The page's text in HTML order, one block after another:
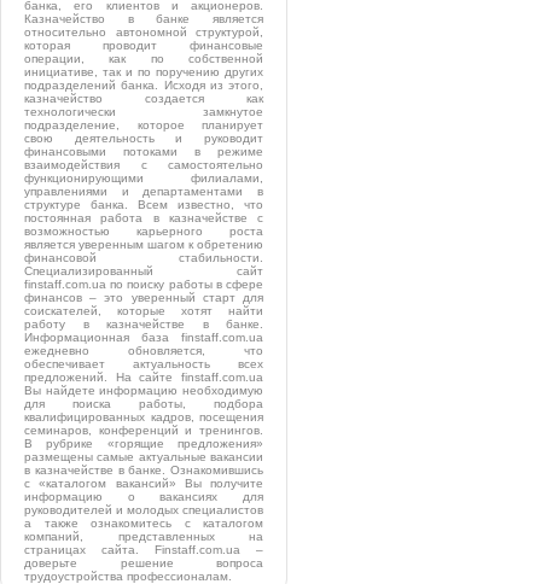
банка, его клиентов и акционеров.
Казначейство в банке является
относительно автономной структурой,
которая проводит финансовые
операции, как по собственной
инициативе, так и по поручению других
подразделений банка. Исходя из этого,
казначейство создается как
технологически замкнутое
подразделение, которое планирует
свою деятельность и руководит
финансовыми потоками в режиме
взаимодействия с самостоятельно
функционирующими филиалами,
управлениями и департаментами в
структуре банка. Всем известно, что
постоянная работа в казначействе с
возможностью карьерного роста
является уверенным шагом к обретению
финансовой стабильности.
Специализированный сайт
finstaff.com.ua по поиску работы в сфере
финансов – это уверенный старт для
соискателей, которые хотят найти
работу в казначействе в банке.
Информационная база finstaff.com.ua
ежедневно обновляется, что
обеспечивает актуальность всех
предложений. На сайте finstaff.com.ua
Вы найдете информацию необходимую
для поиска работы, подбора
квалифицированных кадров, посещения
семинаров, конференций и тренингов.
В рубрике «горящие предложения»
размещены самые актуальные вакансии
в казначействе в банке. Ознакомившись
с «каталогом вакансий» Вы получите
информацию о вакансиях для
руководителей и молодых специалистов
а также ознакомитесь с каталогом
компаний, представленных на
страницах сайта. Finstaff.com.ua –
доверьте решение вопроса
трудоустройства профессионалам.